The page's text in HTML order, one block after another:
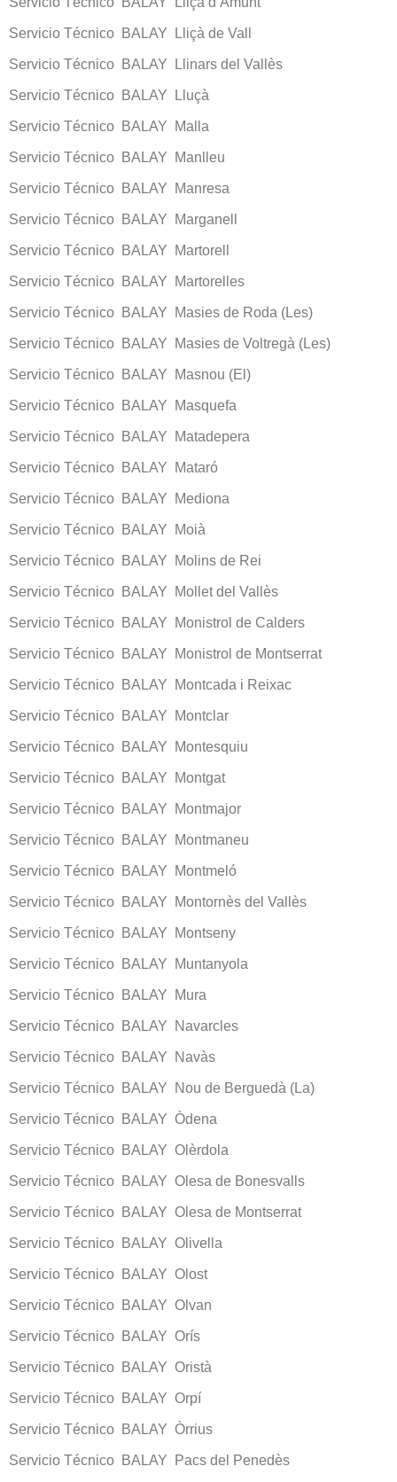
Servicio Técnico BALAY Lliçà de Vall
Servicio Técnico BALAY Llinars del Vallès
Servicio Técnico BALAY Lluçà
Servicio Técnico BALAY Malla
Servicio Técnico BALAY Manlleu
Servicio Técnico BALAY Manresa
Servicio Técnico BALAY Marganell
Servicio Técnico BALAY Martorell
Servicio Técnico BALAY Martorelles
Servicio Técnico BALAY Masies de Roda (Les)
Servicio Técnico BALAY Masies de Voltregà (Les)
Servicio Técnico BALAY Masnou (El)
Servicio Técnico BALAY Masquefa
Servicio Técnico BALAY Matadepera
Servicio Técnico BALAY Mataró
Servicio Técnico BALAY Mediona
Servicio Técnico BALAY Moià
Servicio Técnico BALAY Molins de Rei
Servicio Técnico BALAY Mollet del Vallès
Servicio Técnico BALAY Monistrol de Calders
Servicio Técnico BALAY Monistrol de Montserrat
Servicio Técnico BALAY Montcada i Reixac
Servicio Técnico BALAY Montclar
Servicio Técnico BALAY Montesquiu
Servicio Técnico BALAY Montgat
Servicio Técnico BALAY Montmajor
Servicio Técnico BALAY Montmaneu
Servicio Técnico BALAY Montmeló
Servicio Técnico BALAY Montornès del Vallès
Servicio Técnico BALAY Montseny
Servicio Técnico BALAY Muntanyola
Servicio Técnico BALAY Mura
Servicio Técnico BALAY Navarcles
Servicio Técnico BALAY Navàs
Servicio Técnico BALAY Nou de Berguedà (La)
Servicio Técnico BALAY Òdena
Servicio Técnico BALAY Olèrdola
Servicio Técnico BALAY Olesa de Bonesvalls
Servicio Técnico BALAY Olesa de Montserrat
Servicio Técnico BALAY Olivella
Servicio Técnico BALAY Olost
Servicio Técnico BALAY Olvan
Servicio Técnico BALAY Orís
Servicio Técnico BALAY Oristà
Servicio Técnico BALAY Orpí
Servicio Técnico BALAY Òrrius
Servicio Técnico BALAY Pacs del Penedès